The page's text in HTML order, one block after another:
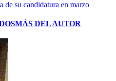
de su candidatura en marzo
MÁS DEL AUTOR